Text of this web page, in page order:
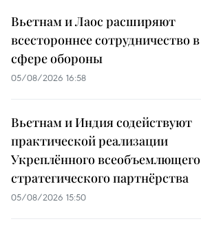
Вьетнам и Лаос расширяют
всестороннее сотрудничество в
сфере обороны
05/08/2026 16:58
Вьетнам и Индия содействуют
практической реализации
Укреплённого всеобъемлющего
стратегического партнёрства
05/08/2026 15:50